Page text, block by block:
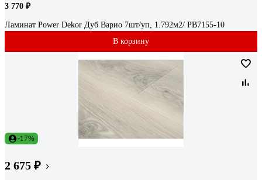
3 770 ₽
Ламинат Power Dekor Дуб Варио 7шт/уп, 1.792м2/ PB7155-10
В корзину
-17%
2 675 ₽